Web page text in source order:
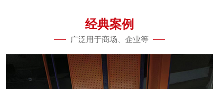
经典案例
广泛用于商场、企业等